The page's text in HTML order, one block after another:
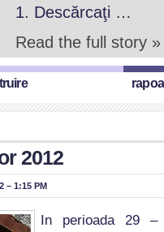
1. Descărcaţi …
Read the full story »
2012
– 1:15 PM
In perioada 29 –